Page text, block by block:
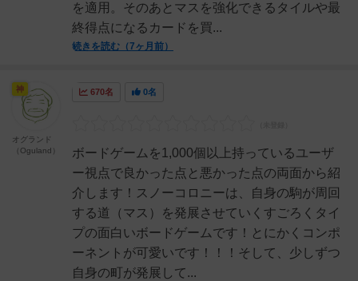
を適用。そのあとマスを強化できるタイルや最
終得点になるカードを買...
続きを読む（7ヶ月前）
670名 0名
ボードゲームを1,000個以上持っているユーザ
ー視点で良かった点と悪かった点の両面から紹
介します！スノーコロニーは、自身の駒が周回
する道（マス）を発展させていくすごろくタイ
プの面白いボードゲームです！とにかくコンポ
ーネントが可愛いです！！！そして、少しずつ
自身の町が発展して...
神
オグランド
（Oguland）